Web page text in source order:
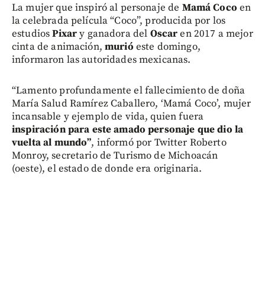
La mujer que inspiró al personaje de Mamá Coco en
la celebrada película “Coco”, producida por los
estudiosPixary ganadora del Oscaren 2017 a mejor
cinta de animación, murió este domingo,
informaron las autoridades mexicanas.
“Lamento profundamente el fallecimiento de doña
María Salud Ramírez Caballero, ‘Mamá Coco’, mujer
incansable y ejemplo de vida, quien fuera
inspiración para este amado personaje que dio la
vuelta al mundo”, informó por Twitter Roberto
Monroy, secretario de Turismo de Michoacán
(oeste), el estado de donde era originaria.